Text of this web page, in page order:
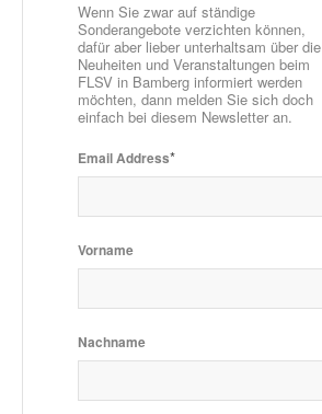
Wenn Sie zwar auf ständige
Sonderangebote verzichten können,
dafür aber lieber unterhaltsam über die
Neuheiten und Veranstaltungen beim
FLSV in Bamberg informiert werden
möchten, dann melden Sie sich doch
einfach bei diesem Newsletter an.
Email Address*
Vorname
Nachname